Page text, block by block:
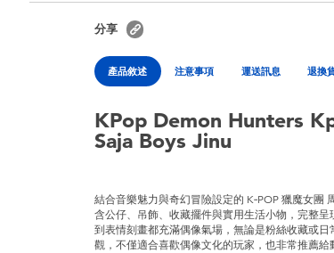
分享
產品敘述 注意事項 運送訊息 退換
KPop Demon Hunters
Saja Boys Jinu
結合音樂魅力與奇幻冒險設定的 K‑POP 獵魔女團
含公仔、吊飾、收藏擺件與實用生活小物，完整
到表情刻畫都充滿偶像氣場，無論是粉絲收藏或
觀，不僅適合喜歡偶像文化的玩家，也非常推薦